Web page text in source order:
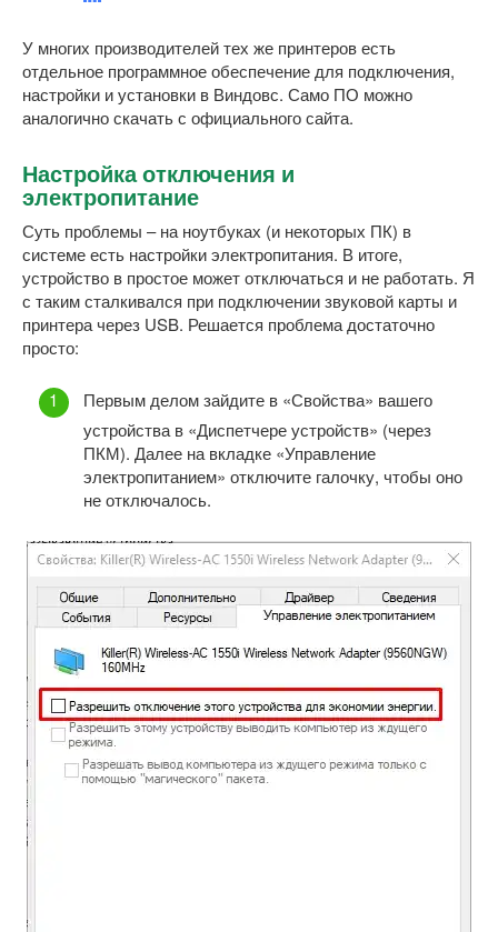
У многих производителей тех же принтеров есть
отдельное программное обеспечение для подключения,
настройки и установки в Виндовс. Само ПО можно
аналогично скачать с официального сайта.
Настройка отключения и
электропитание
Суть проблемы – на ноутбуках (и некоторых ПК) в
системе есть настройки электропитания. В итоге,
устройство в простое может отключаться и не работать. Я
с таким сталкивался при подключении звуковой карты и
принтера через USB. Решается проблема достаточно
просто:
Первым делом зайдите в «Свойства» вашего
устройства в «Диспетчере устройств» (через
ПКМ). Далее на вкладке «Управление
электропитанием» отключите галочку, чтобы оно
не отключалось.